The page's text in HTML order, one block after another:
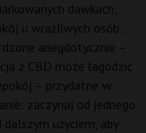
dawkach;
u wrażliwych osób.
anegdotycznie –
z CBD może łagodzić
– przydatne w
zaczynaj od jednego
użyciem, aby